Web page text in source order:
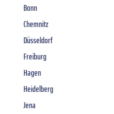
Bonn
Chemnitz
Düsseldorf
Freiburg
Hagen
Heidelberg
Jena